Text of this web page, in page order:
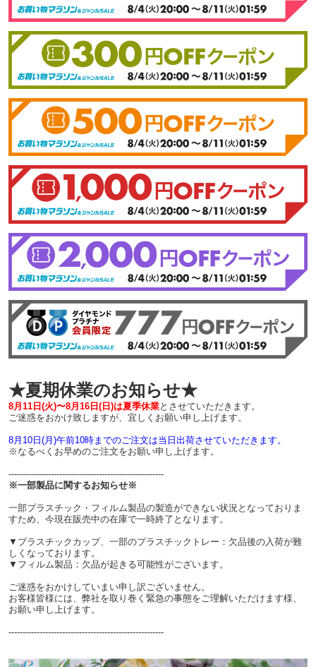
★夏期休業のお知らせ★
8月11日(火)〜8月16日(日)は夏季休業とさせていただきます。
ご迷惑をおかけ致しますが、宜しくお願い申し上げます。
8月10日(月)午前10時までのご注文は当日出荷させていただきます。
※なるべくお早めのご注文をお願い申し上げます。
-------------------------------------------------------
※一部製品に関するお知らせ※
一部プラスチック・フィルム製品の製造ができない状況となっておりま
すため、今現在販売中の在庫で一時終了となります。
▼プラスチックカップ、一部のプラスチックトレー：欠品後の入荷が難
しくなっております。
▼フィルム製品：欠品が起きる可能性がございます。
ご迷惑をおかけしていまい申し訳ございません。
お客様皆様には、弊社を取り巻く緊急の事態をご理解いただけます様、
お願い申し上げます。
-------------------------------------------------------